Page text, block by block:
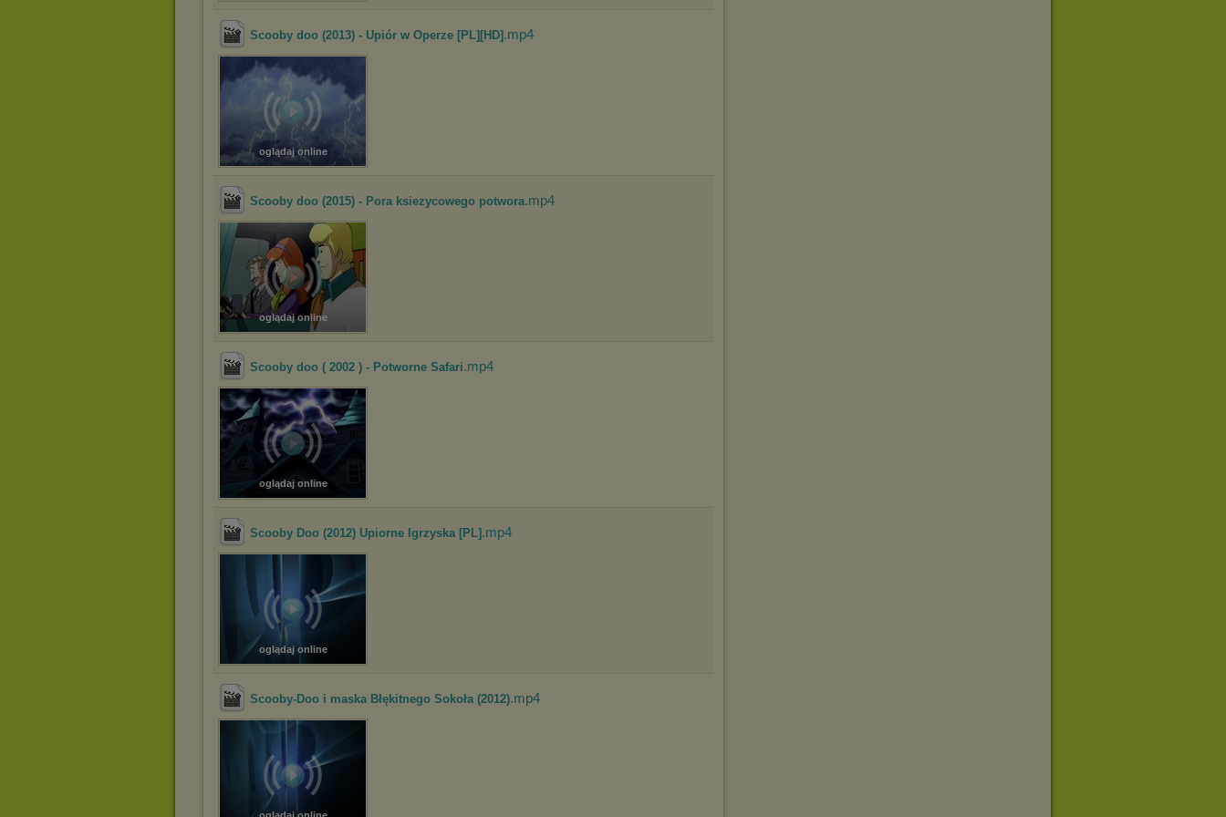
Istnieje możliwość zmiany ustawień przeglądarki internetowej w
Scooby doo (2013) - Upiór w Operze [PL][HD] .mp4
oglądaj online
Scooby doo (2015) - Pora ksiezycowego potwora.mp4
oglądaj online
Scooby doo ( 2002 ) - Potworne Safari.mp4
oglądaj online
Scooby Doo (2012) Upiorne Igrzyska [PL] .mp4
oglądaj online
Scooby-Doo i maska Błękitnego Sokoła (2012).mp4